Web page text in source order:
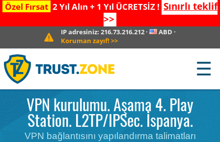
Özel Fırsat 2 Yıl Alın + 1 Yıl ÜCRETSİZ ! Sınırlı teklif
>>
IP adresiniz:216.73.216.212 · ABD ·
Koruman zayıf! >>
☰
VPN kurulumu. Aşama 4. Play
Station. L2TP/IPSec. İspanya.
VPN bağlantısını yapılandırma talimatları